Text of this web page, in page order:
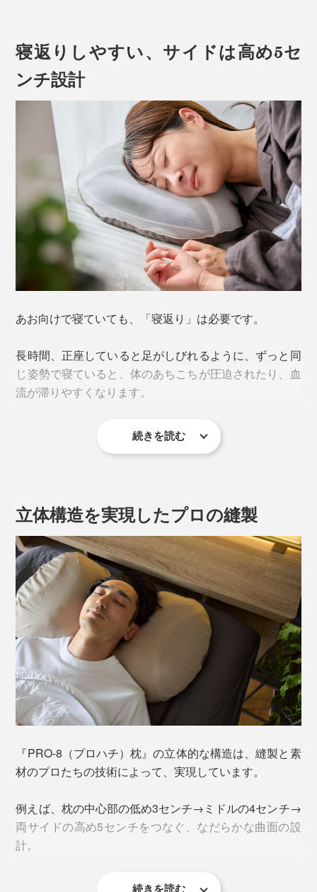
社内では、通称“プロハチ”と呼ばれているそう。
“プロハチ”は、「理想のあお向け寝」をテーマに開発さ
れました。
2009年に初代が開発されて以来、改良を続けてきて、
本品は第4世代になるロングセラー枕です。
私が、3回買い替えて、10年以上使ってきた手持ちの枕
も、高さ5cm以上ありました。
『PRO-8（プロハチ）枕』も、幅は約70cmと大きいの
に、どうして“低め3センチ”？
20年以上、枕の設計・開発をしてきたプロ、増田吉史さ
ん（ディーブレス代表）によると、
「もともと、オーダーメイド枕の店では、頚椎（首の
骨）の深さを測る時に、立ったままの状態で測っている
でも枕は、寝た状態で使うもの。寝た状態と立った状態
で、頚椎の深さに違いはないのか？独自にテストしまし
た。
成人534人について、まず「立った状態」で測ったとこ
ろ、頚椎の深さは2.5cmから7cmまでバラけました。
ところが、「寝た状態」で頚椎の深さを測ったら、なん
と、92.3％の人が3cmだった。
チ”の枕を開発しました」
寝返りしやすい、サイドは高め5セ
ンチ設計
あお向けで寝ていても、「寝返り」は必要です。
長時間、正座していると足がしびれるように、ずっと同
じ姿勢で寝ていると、体のあちこちが圧迫されたり、血
流が滞りやすくなります。
そうした圧迫や血行不良を解消するために、私たちは、
ところが、年齢とともに、筋肉が衰えてくると、寝返り
をしにくくなってくる……『プロ8（プロハチ）枕』
は、寝返りのしやすさも設計しています。
あお向けの寝姿勢から、寝返りを打つと、ちょうど横向
き寝になる、枕の左右両サイドは、“高め5センチ”の設計
です。
で、心地よく横向き寝ができる構造になっています。
続きを読む
立体構造を実現したプロの縫製
『PRO-8（プロハチ）枕』の立体的な構造は、縫製と素
材のプロたちの技術によって、実現しています。
例えば、枕の中心部の低め3センチ→ミドルの4センチ→
両サイドの高め5センチをつなぐ、なだらかな曲面の設
計。
続きを読む